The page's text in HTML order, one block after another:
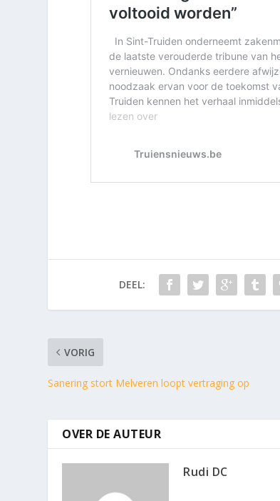
DEEL:
VORIG
Sanering stort Melveren loopt vertraging op
OVER DE AUTEUR
Rudi DC